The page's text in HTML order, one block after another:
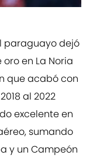
paraguayo dejó
en La Noria
que acabó con
al 2022
excelente en
sumando
y un Campeón